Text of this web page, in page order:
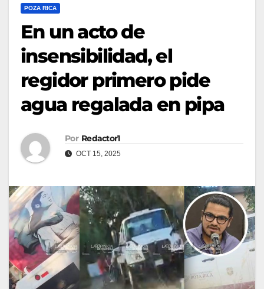
POZA RICA
En un acto de
insensibilidad, el
regidor primero pide
agua regalada en pipa
Por Redactor1
OCT 15, 2025